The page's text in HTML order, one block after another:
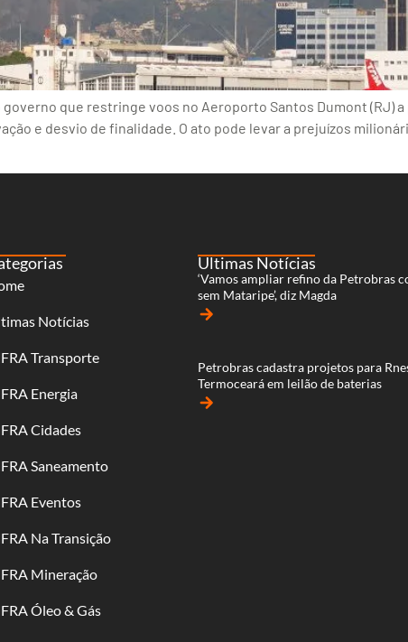
governo que restringe voos no Aeroporto Santos Dumont (RJ)
e desvio de finalidade. O ato pode levar a prejuízos
Notícias
Transporte
Energia
Cidades
Saneamento
Eventos
Na Transição
Mineração
Óleo & Gás
Últimas Notícias
‘Vamos ampliar refino da Petrobras
sem Mataripe’, diz Magda
arrow_forward
Petrobras cadastra projetos para
Termoceará em leilão de baterias
arrow_forward